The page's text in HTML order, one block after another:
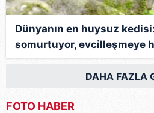
Dünyanın en huysuz
somurtuyor, evcilleşmeye
DAHA FAZLA
FOTO HABER